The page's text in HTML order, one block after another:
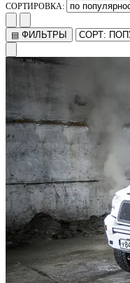
СОРТИРОВКА:
▤ ФИЛЬТРЫ